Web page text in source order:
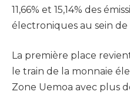
11,66% et 15,14% des
électroniques au sein de
La première place
le train de la monnaie
Zone Uemoa avec plus